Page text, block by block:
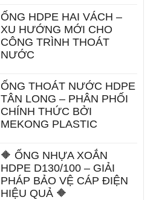
ỐNG HDPE HAI VÁCH –
XU HƯỚNG MỚI CHO
CÔNG TRÌNH THOÁT
NƯỚC
ỐNG THOÁT NƯỚC HDPE
TÂN LONG – PHÂN PHỐI
CHÍNH THỨC BỞI
MEKONG PLASTIC
🔶 ỐNG NHỰA XOẮN
HDPE D130/100 – GIẢI
PHÁP BẢO VỆ CÁP ĐIỆN
HIỆU QUẢ 🔶